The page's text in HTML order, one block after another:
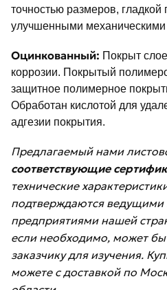
точностью размеров, гладкой
улучшенными механическими
Оцинкованный: Покрыт
коррозии. Покрытый
защитное полимерное
Обработан кислотой для
адгезии покрытия.
Предлагаемый нами
соответствующие
технические
подтверждаются ведущими
предприятиями нашей
если необходимо, может
заказчику для изучения.
можете с доставкой по